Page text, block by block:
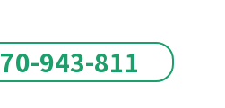
943-811